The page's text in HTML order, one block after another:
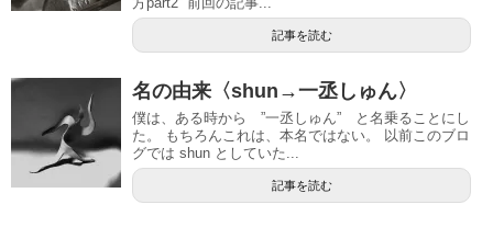
記事を読む
名の由来〈shun→一丞しゅん〉
僕は、ある時から ”一丞しゅん” と名乗ることにし
た。 もちろんこれは、本名ではない。 以前このブロ
グでは shun としていた...
記事を読む